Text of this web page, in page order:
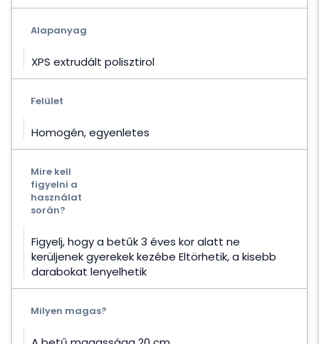
Alapanyag
XPS extrudált polisztirol
Felület
Homogén, egyenletes
Mire kell
figyelni a
használat
során?
Figyelj, hogy a betűk 3 éves kor alatt ne
kerüljenek gyerekek kezébe Eltörhetik, a kisebb
darabokat lenyelhetik
Milyen magas?